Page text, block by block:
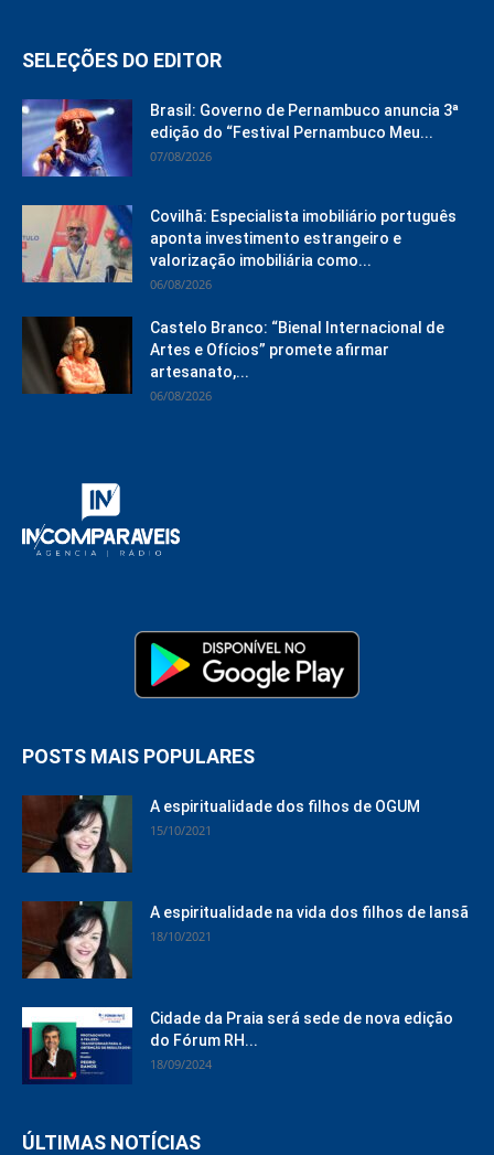
SELEÇÕES DO EDITOR
Brasil: Governo de Pernambuco anuncia 3ª
edição do “Festival Pernambuco Meu...
07/08/2026
Covilhã: Especialista imobiliário português
aponta investimento estrangeiro e
valorização imobiliária como...
06/08/2026
Castelo Branco: “Bienal Internacional de
Artes e Ofícios” promete afirmar
artesanato,...
06/08/2026
POSTS MAIS POPULARES
A espiritualidade dos filhos de OGUM
15/10/2021
A espiritualidade na vida dos filhos de Iansã
18/10/2021
Cidade da Praia será sede de nova edição
do Fórum RH...
18/09/2024
ÚLTIMAS NOTÍCIAS